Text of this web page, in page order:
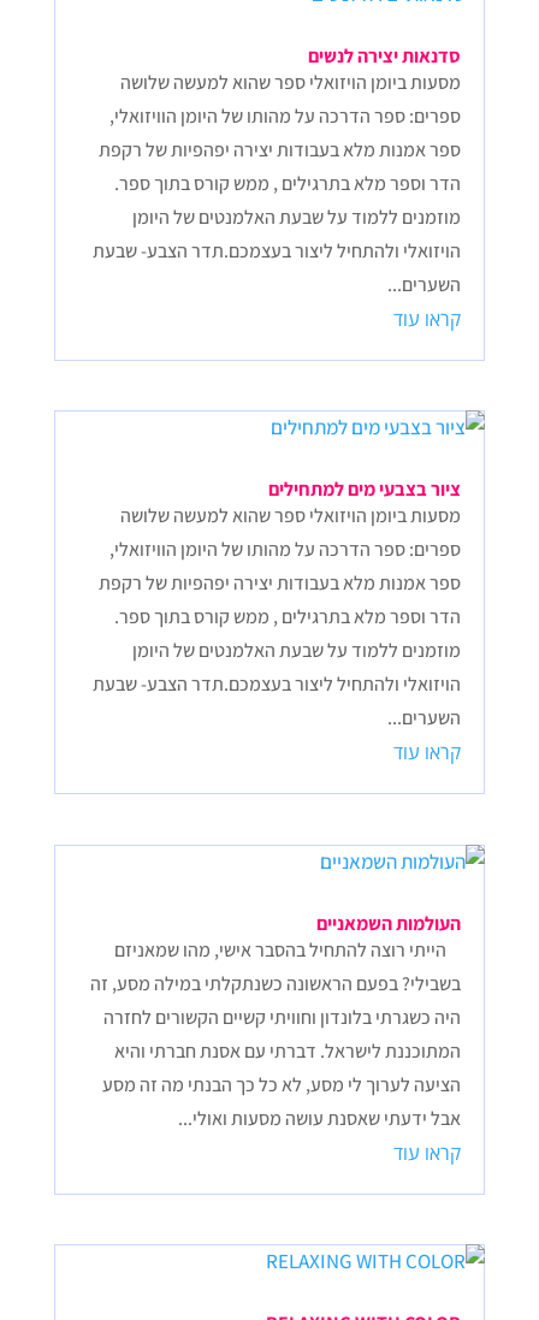
סדנאות יצירה לנשים
מסעות ביומן הויזואלי ספר שהוא למעשה שלושה
ספרים: ספר הדרכה על מהותו של היומן הוויזואלי,
ספר אמנות מלא בעבודות יצירה יפהפיות של רקפת
הדר וספר מלא בתרגילים , ממש קורס בתוך ספר.
מוזמנים ללמוד על שבעת האלמנטים של היומן
הויזואלי ולהתחיל ליצור בעצמכם.תדר הצבע- שבעת
השערים...
קראו עוד
ציור בצבעי מים למתחילים
מסעות ביומן הויזואלי ספר שהוא למעשה שלושה
ספרים: ספר הדרכה על מהותו של היומן הוויזואלי,
ספר אמנות מלא בעבודות יצירה יפהפיות של רקפת
הדר וספר מלא בתרגילים , ממש קורס בתוך ספר.
מוזמנים ללמוד על שבעת האלמנטים של היומן
הויזואלי ולהתחיל ליצור בעצמכם.תדר הצבע- שבעת
השערים...
קראו עוד
העולמות השמאניים
הייתי רוצה להתחיל בהסבר אישי, מהו שמאניזם
בשבילי? בפעם הראשונה כשנתקלתי במילה מסע, זה
היה כשגרתי בלונדון וחוויתי קשיים הקשורים לחזרה
המתוכננת לישראל. דברתי עם אסנת חברתי והיא
הציעה לערוך לי מסע, לא כל כך הבנתי מה זה מסע
אבל ידעתי שאסנת עושה מסעות ואולי...
קראו עוד